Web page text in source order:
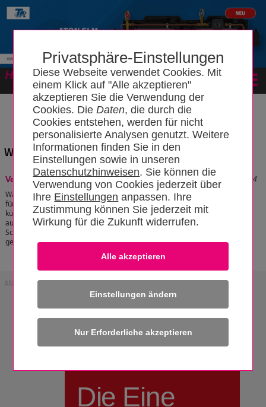
Privatsphäre-Einstellungen
Diese Webseite verwendet Cookies. Mit
einem Klick auf "Alle akzeptieren"
akzeptieren Sie die Verwendung der
Cookies. DieDaten, die durch die
Cookies entstehen, werden für nicht
personalisierte Analysen genutzt. Weitere
Informationen finden Sie in den
Einstellungen sowie in unseren
Datenschutzhinweisen. Sie können die
Verwendung von Cookies jederzeit über
Ihre Einstellungen anpassen. Ihre
Zustimmung können Sie jederzeit mit
Wirkung für die Zukunft widerrufen.
Einstellungen ändern
Wissensbereich: "Komponenten"
Stand: 05.05.2025 22:10:04
Verantwortungsvolle KI
Während KI-Tools eine Reihe neuer Funktionen
für Unternehmen bieten, wirft der Einsatz von
künstlicher Intelligenz auch ethische Fragen
auf, da ein KI-System im Guten wie im
Schlechten das verstärkt, was es bereits
gelernt hat.[zum Artikel]